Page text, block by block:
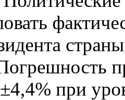
±4,4% при